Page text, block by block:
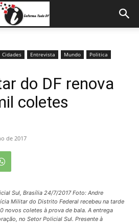
Cidades Entrevista Mundo
Politica
do DF renova
coletes
de 2017
Sul, Brasília 24/7/2017 Foto: Andre
Militar do Distrito Federal recebeu na tarde
novos coletes à prova de bala. A entrega
no Setor Policial Sul. Presente à